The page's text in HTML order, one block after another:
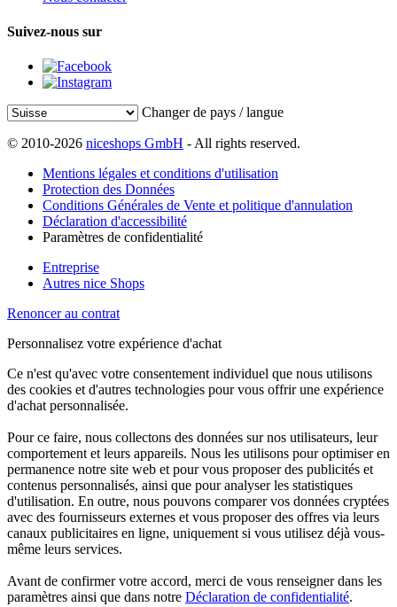
Suivez-nous sur
Changer de pays / langue
© 2010-2026 niceshops GmbH - All rights reserved.
Mentions légales et conditions d'utilisation
Protection des Données
Conditions Générales de Vente et politique d'annulation
Déclaration d'accessibilité
Paramètres de confidentialité
Entreprise
Autres nice Shops
Renoncer au contrat
Personnalisez votre expérience d'achat
Ce n'est qu'avec votre consentement individuel que nous utilisons
des cookies et d'autres technologies pour vous offrir une expérience
d'achat personnalisée.
Pour ce faire, nous collectons des données sur nos utilisateurs, leur
comportement et leurs appareils. Nous les utilisons pour optimiser en
permanence notre site web et pour vous proposer des publicités et
contenus personnalisés, ainsi que pour analyser les statistiques
d'utilisation. En outre, nous pouvons comparer vos données cryptées
avec des fournisseurs externes et vous proposer des offres via leurs
canaux publicitaires en ligne, uniquement si vous utilisez déjà vous-
même leurs services.
Avant de confirmer votre accord, merci de vous renseigner dans les
paramètres ainsi que dans notre Déclaration de confidentialité.